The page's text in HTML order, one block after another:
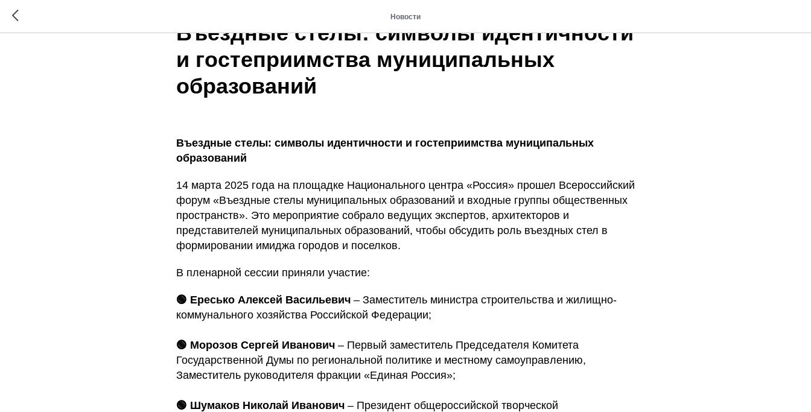
Новости
Въездные стелы: символы идентичности
и гостеприимства муниципальных
образований
Въездные стелы: символы идентичности и гостеприимства муниципальных
образований
14 марта 2025 года на площадке Национального центра «Россия» прошел Всероссийский
форум «Въездные стелы муниципальных образований и входные группы общественных
пространств». Это мероприятие собрало ведущих экспертов, архитекторов и
представителей муниципальных образований, чтобы обсудить роль въездных стел в
формировании имиджа городов и поселков.
В пленарной сессии приняли участие:
🟢 Ересько Алексей Васильевич – Заместитель министра строительства и жилищно-
коммунального хозяйства Российской Федерации;
🟢 Морозов Сергей Иванович – Первый заместитель Председателя Комитета
Государственной Думы по региональной политике и местному самоуправлению,
Заместитель руководителя фракции «Единая Россия»;
🟢 Шумаков Николай Иванович – Президент общероссийской творческой